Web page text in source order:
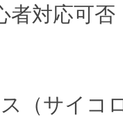
者対応可否
（サイコロ